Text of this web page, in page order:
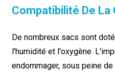
Compatibilité De La
De nombreux sacs sont
l'humidité et l'oxygène.
endommager, sous peine